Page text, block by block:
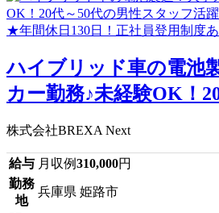
ハイブリッド車の電池
カー勤務♪未経験OK！
株式会社BREXA Next
給与 月収例310,000円
勤務
地
兵庫県 姫路市